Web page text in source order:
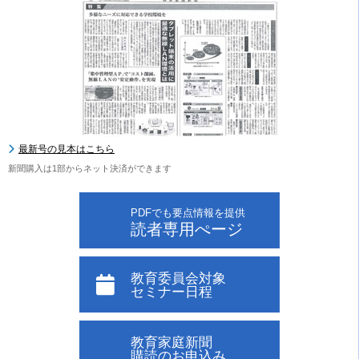
最新号の見本はこちら
新聞購入は1部からネット決済ができます
PDFでも要点情報を提供
読者専用ぺージ
教育委員会対象
セミナー日程
教育家庭新聞